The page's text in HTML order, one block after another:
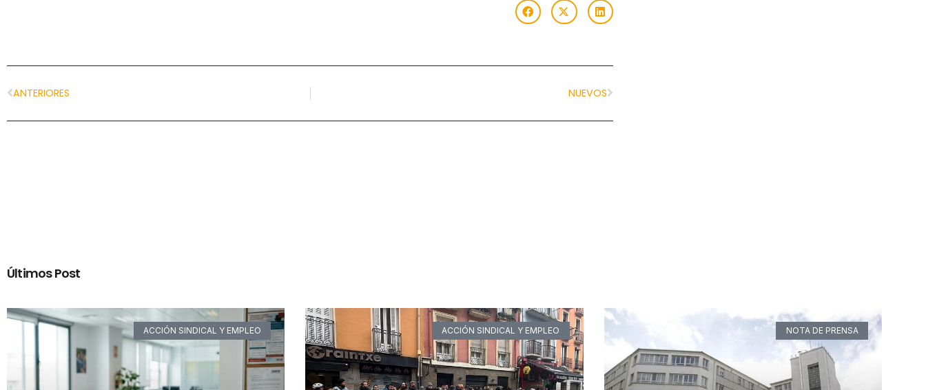
ANTERIORES NUEVOS
Últimos Post
ACCIÓN SINDICAL Y EMPLEO ACCIÓN SINDICAL Y EMPLEO NOTA DE PRENSA